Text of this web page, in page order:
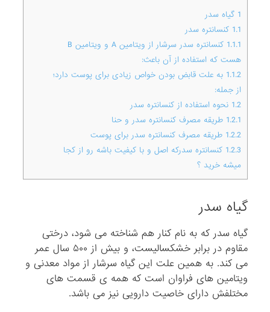
1 گیاه سدر
1.1 کنسانتره سدر
1.1.1
کنسانتره سدر سرشار از ویتامین A و ویتامین B
هست که استفاده از آن باعث:
1.1.2 به علت قابض بودن خواص زیادی برای پوست دارد؛
از جمله:
1.2 نحوه استفاده از کنسانتره سدر
1.2.1 طریقه مصرف کنسانتره سدر و حنا
1.2.2 طریقه مصرف کنسانتره سدر برای پوست
1.2.3 کنسانتره سدرکه اصل و با کیفیت باشه رو از کجا
میشه خرید ؟
گیاه سدر
گیاه سدر که به نام کنار هم شناخته می شود، درختی
مقاوم در برابر خشکسالیست، و بیش از ۵۰۰ سال عمر
می کند. به همین علت این گیاه سرشار از مواد معدنی و
ویتامین های فراوان است که همه ی قسمت های
مختلفش دارای خاصیت دارویی نیز می باشد.